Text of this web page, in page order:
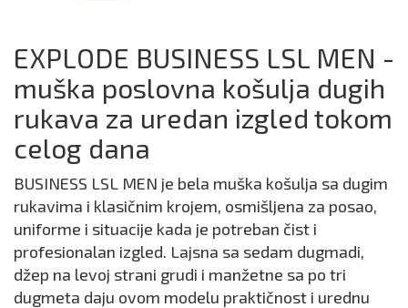
EXPLODE BUSINESS LSL MEN -
muška poslovna košulja dugih
rukava za uredan izgled tokom
celog dana
BUSINESS LSL MEN je bela muška košulja sa dugim
rukavima i klasičnim krojem, osmišljena za posao,
uniforme i situacije kada je potreban čist i
profesionalan izgled. Lajsna sa sedam dugmadi,
džep na levoj strani grudi i manžetne sa po tri
dugmeta daju ovom modelu praktičnost i urednu